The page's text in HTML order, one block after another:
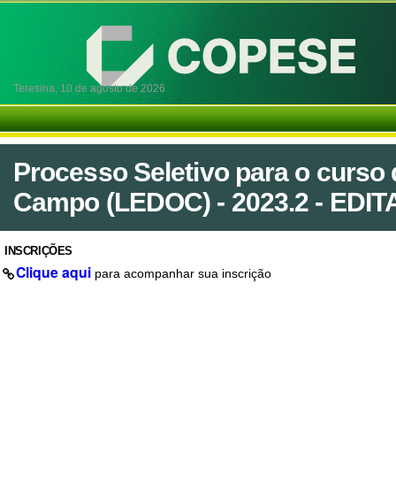
Teresina, 10 de agosto de 2026
Processo Seletivo para o
Campo (LEDOC) - 2023.2 -
INSCRIÇÕES
Clique aqui para acompanhar sua inscrição